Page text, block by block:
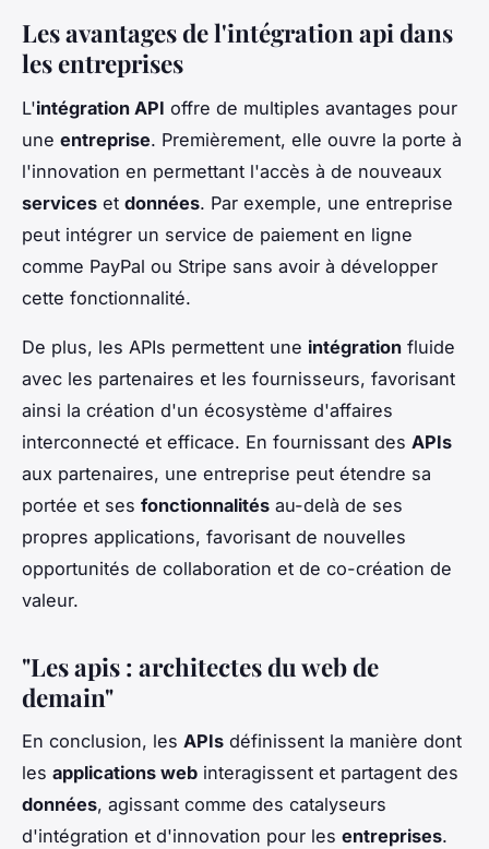
Les avantages de l'intégration api dans
les entreprises
L'intégration API offre de multiples avantages pour
une entreprise. Premièrement, elle ouvre la porte à
l'innovation en permettant l'accès à de nouveaux
services et données. Par exemple, une entreprise
peut intégrer un service de paiement en ligne
comme PayPal ou Stripe sans avoir à développer
cette fonctionnalité.
De plus, les APIs permettent une intégration fluide
avec les partenaires et les fournisseurs, favorisant
ainsi la création d'un écosystème d'affaires
interconnecté et efficace. En fournissant des APIs
aux partenaires, une entreprise peut étendre sa
portée et ses fonctionnalités au-delà de ses
propres applications, favorisant de nouvelles
opportunités de collaboration et de co-création de
valeur.
"Les apis : architectes du web de
demain"
En conclusion, les APIs définissent la manière dont
les applications web interagissent et partagent des
données, agissant comme des catalyseurs
d'intégration et d'innovation pour les entreprises.